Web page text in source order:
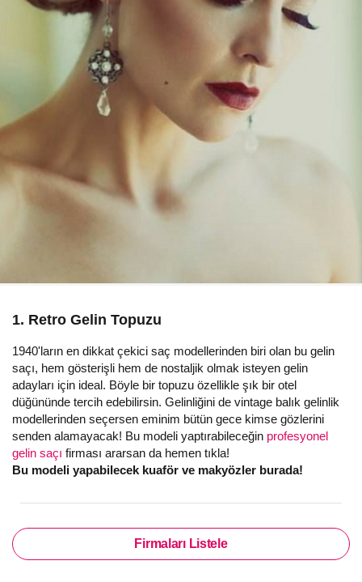
1. Retro Gelin Topuzu
1940'ların en dikkat çekici saç modellerinden biri olan bu gelin
saçı, hem gösterişli hem de nostaljik olmak isteyen gelin
adayları için ideal. Böyle bir topuzu özellikle şık bir otel
düğününde tercih edebilirsin. Gelinliğini de vintage balık gelinlik
modellerinden seçersen eminim bütün gece kimse gözlerini
senden alamayacak! Bu modeli yaptırabileceğin profesyonel
gelin saçı firması ararsan da hemen tıkla!
Bu modeli yapabilecek kuaför ve makyözler burada!
Firmaları Listele